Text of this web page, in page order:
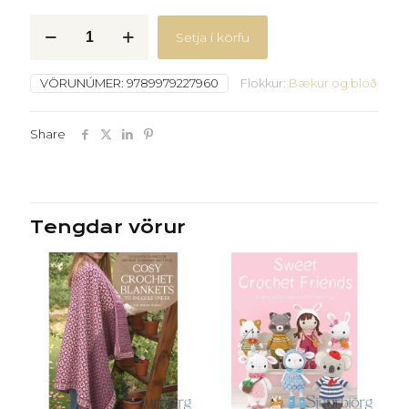
quantity
Setja í körfu
VÖRUNÚMER: 9789979227960 Flokkur: Bækur og blöð
Share
Tengdar vörur